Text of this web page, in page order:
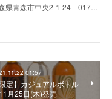
県青森市中央2-1-24 017…
01:57
定】カジュアルボトル
月25日(木)発売